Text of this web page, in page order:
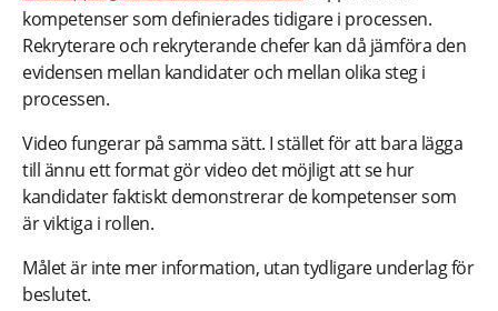
kompetenser som definierades tidigare i processen.
Rekryterare och rekryterande chefer kan då jämföra den
evidensen mellan kandidater och mellan olika steg i
processen.
Video fungerar på samma sätt. I stället för att bara lägga
till ännu ett format gör video det möjligt att se hur
kandidater faktiskt demonstrerar de kompetenser som
är viktiga i rollen.
Målet är inte mer information, utan tydligare underlag för
beslutet.